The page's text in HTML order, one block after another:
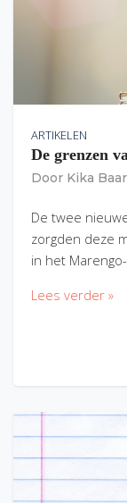
ARTIKELEN
De grenzen
Door Kika
De twee
zorgden deze
in het
Lees verder »